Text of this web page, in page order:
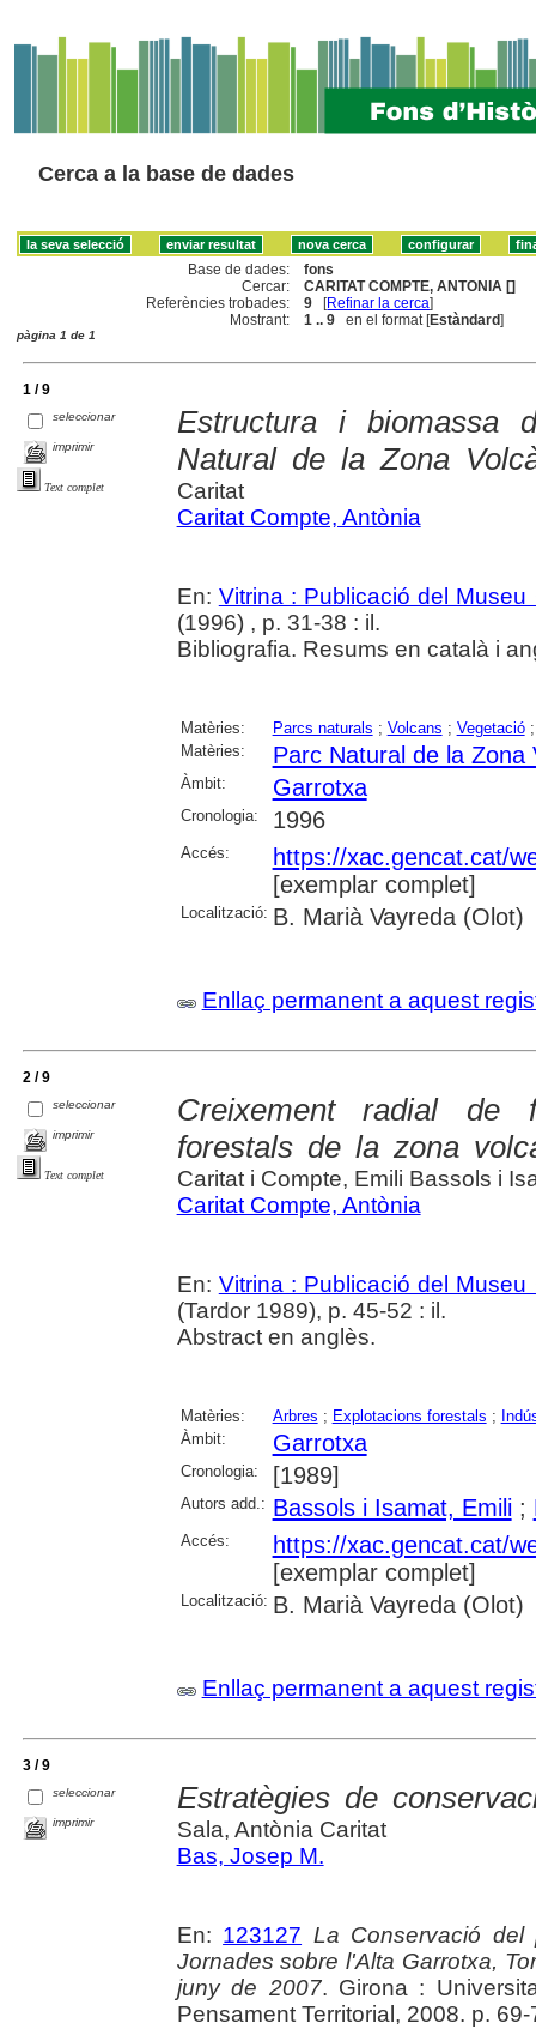
Cerca a la base de dades
Base de dades:
fons
Cercar:
CARITAT COMPTE, ANTONIA []
Referències trobades:
9 [Refinar la cerca]
Mostrant:
1 .. 9 en el format [Estàndard]
pàgina 1 de 1
1 / 9
seleccionar
imprimir
Text complet
Estructura i biomassa
Natural de la Zona
Caritat
Caritat Compte, Antònia
En: Vitrina : Publicació del
(1996) , p. 31-38 : il.
Bibliografia. Resums en català i
Matèries: Parcs naturals ; Volcans ; Vegetació
Matèries:
Parc Natural de la Zona
Àmbit: Garrotxa
Cronologia: 1996
Accés:
https://xac.gencat.cat/
[exemplar complet]
Localització: B. Marià Vayreda (Olot)
Enllaç permanent a aquest
2 / 9
seleccionar
imprimir
Text complet
Creixement radial de
forestals de la zona
Caritat i Compte, Emili Bassols i
Caritat Compte, Antònia
En: Vitrina : Publicació del
(Tardor 1989), p. 45-52 : il.
Abstract en anglès.
Matèries: Arbres ; Explotacions forestals ;
Àmbit:
Garrotxa
Cronologia: [1989]
Autors add.: Bassols i Isamat, Emili;
Accés:
https://xac.gencat.cat/
[exemplar complet]
Localització: B. Marià Vayreda (Olot)
Enllaç permanent a aquest
3 / 9
seleccionar
imprimir
Estratègies de
Sala, Antònia Caritat
Bas, Josep M.
En: 123127 La Conservació del
Jornades sobre l'Alta Garrotxa,
juny de 2007. Girona :
Pensament Territorial, 2008. p. 69-